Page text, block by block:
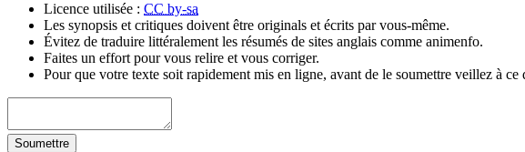
Licence utilisée : CC by-sa
Les synopsis et critiques doivent être originals et écrits par vous-même.
Évitez de traduire littéralement les résumés de sites anglais comme animenfo.
Faites un effort pour vous relire et vous corriger.
Pour que votre texte soit rapidement mis en ligne, avant de le soumettre veillez à